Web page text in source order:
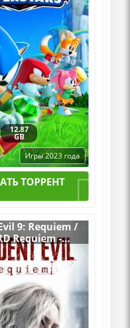
12.87
GB
Игры 2023 года
ТОРРЕНТ
9: Requiem /
Requiem -
(2026) PC
+ All